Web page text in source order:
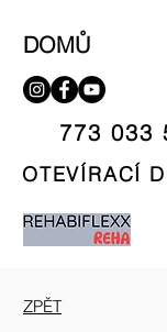
DOMŮ
773
OTEVÍRACÍ
ZPĚT